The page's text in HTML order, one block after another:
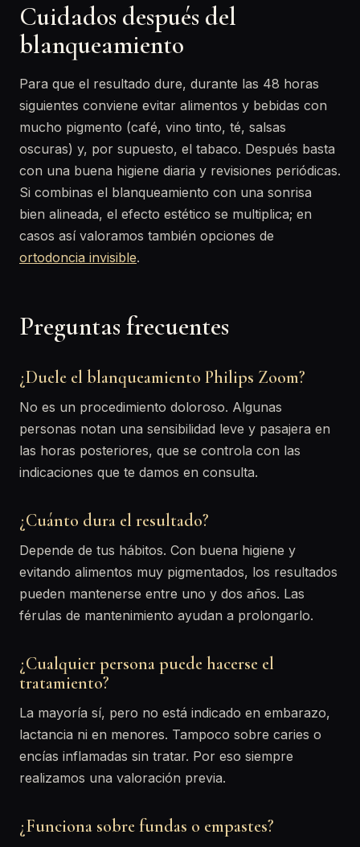
Cuidados después del
blanqueamiento
Para que el resultado dure, durante las 48 horas
siguientes conviene evitar alimentos y bebidas con
mucho pigmento (café, vino tinto, té, salsas
oscuras) y, por supuesto, el tabaco. Después basta
con una buena higiene diaria y revisiones periódicas.
Si combinas el blanqueamiento con una sonrisa
bien alineada, el efecto estético se multiplica; en
casos así valoramos también opciones de
ortodoncia invisible.
Preguntas frecuentes
¿Duele el blanqueamiento Philips Zoom?
No es un procedimiento doloroso. Algunas
personas notan una sensibilidad leve y pasajera en
las horas posteriores, que se controla con las
indicaciones que te damos en consulta.
¿Cuánto dura el resultado?
Depende de tus hábitos. Con buena higiene y
evitando alimentos muy pigmentados, los resultados
pueden mantenerse entre uno y dos años. Las
férulas de mantenimiento ayudan a prolongarlo.
¿Cualquier persona puede hacerse el
tratamiento?
La mayoría sí, pero no está indicado en embarazo,
lactancia ni en menores. Tampoco sobre caries o
encías inflamadas sin tratar. Por eso siempre
realizamos una valoración previa.
¿Funciona sobre fundas o empastes?